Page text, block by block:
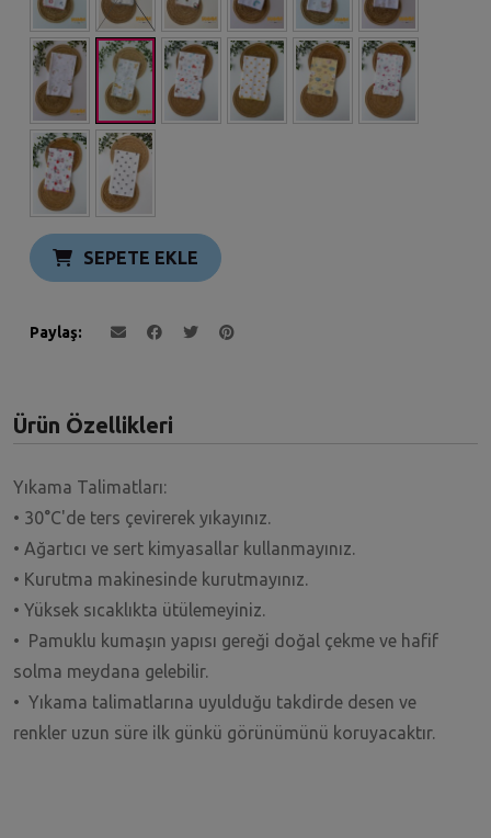
SEPETE EKLE
Paylaş
Ürün Özellikleri
Yıkama Talimatları:
• 30°C'de ters çevirerek yıkayınız.
• Ağartıcı ve sert kimyasallar kullanmayınız.
• Kurutma makinesinde kurutmayınız.
• Yüksek sıcaklıkta ütülemeyiniz.
• Pamuklu kumaşın yapısı gereği doğal çekme ve hafif
solma meydana gelebilir.
• Yıkama talimatlarına uyulduğu takdirde desen ve
renkler uzun süre ilk günkü görünümünü koruyacaktır.